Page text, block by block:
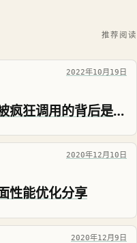
推荐阅读
2022年10月19日
昨晚接口又被日了，接口被疯狂调用的背后是人是鬼？是道德的沦丧还是人性的扭曲？
2020年12月10日
性能优化分享
2020年12月9日